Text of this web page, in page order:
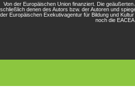
Von der Europäischen Union finanziert. Die
denen des Autors bzw. der Autoren und
Europäischen Exekutivagentur für Bildung und
noch die